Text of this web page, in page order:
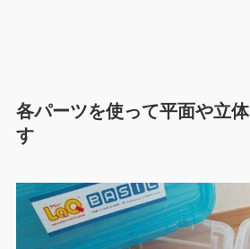
各パーツを使って平面や立
す